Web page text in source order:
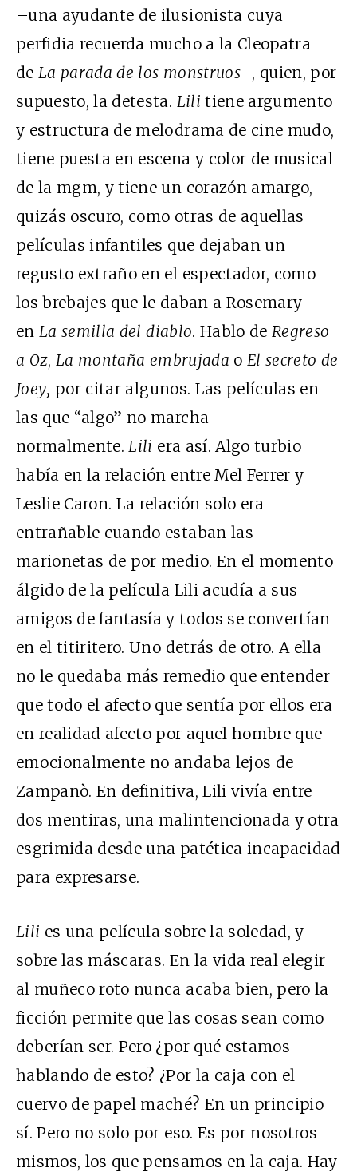
–una ayudante de ilusionista cuya
perfidia recuerda mucho a la Cleopatra
de La parada de los monstruos–, quien, por
supuesto, la detesta. Lili tiene argumento
y estructura de melodrama de cine mudo,
tiene puesta en escena y color de musical
de la mgm, y tiene un corazón amargo,
quizás oscuro, como otras de aquellas
películas infantiles que dejaban un
regusto extraño en el espectador, como
los brebajes que le daban a Rosemary
en La semilla del diablo. Hablo de Regreso
a Oz, La montaña embrujada o El secreto de
Joey, por citar algunos. Las películas en
las que “algo” no marcha
normalmente. Lili era así. Algo turbio
había en la relación entre Mel Ferrer y
Leslie Caron. La relación solo era
entrañable cuando estaban las
marionetas de por medio. En el momento
álgido de la película Lili acudía a sus
amigos de fantasía y todos se convertían
en el titiritero. Uno detrás de otro. A ella
no le quedaba más remedio que entender
que todo el afecto que sentía por ellos era
en realidad afecto por aquel hombre que
emocionalmente no andaba lejos de
Zampanò. En definitiva, Lili vivía entre
dos mentiras, una malintencionada y otra
esgrimida desde una patética incapacidad
para expresarse.
Lili es una película sobre la soledad, y
sobre las máscaras. En la vida real elegir
al muñeco roto nunca acaba bien, pero la
ficción permite que las cosas sean como
deberían ser. Pero ¿por qué estamos
hablando de esto? ¿Por la caja con el
cuervo de papel maché? En un principio
sí. Pero no solo por eso. Es por nosotros
mismos, los que pensamos en la caja. Hay